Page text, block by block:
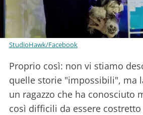
StudioHawk/Facebook
Proprio così: non vi stiamo
quelle storie "impossibili", ma
un ragazzo che ha conosciuto
così difficili da essere costretto